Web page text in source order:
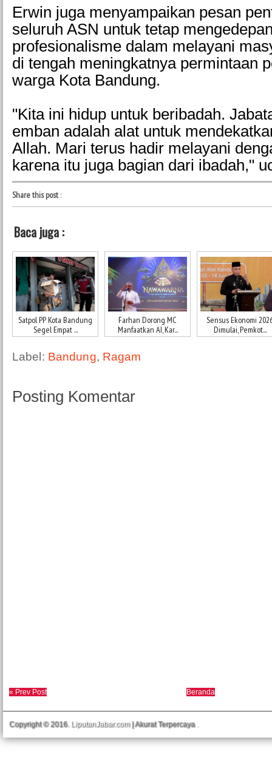
Erwin juga menyampaikan pesan
seluruh ASN untuk tetap
profesionalisme dalam melayani
di tengah meningkatnya permintaan
warga Kota Bandung.
"Kita ini hidup untuk beribadah.
emban adalah alat untuk
Allah. Mari terus hadir melayani
karena itu juga bagian dari ibadah,"
Share this post:
Baca juga :
Satpol PP Kota Bandung
Segel Empat ...
Farhan Dorong MC
Manfaatkan AI, Kar...
Sensus Ekonomi
Dimulai, Pemkot...
Label: Bandung, Ragam
Posting Komentar
« Prev Post Beranda
Copyright © 2016. LiputanJabar.com| Akurat Terpercaya